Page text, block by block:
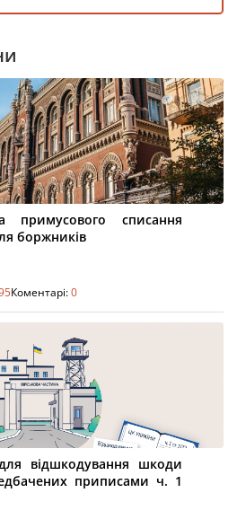
списання
боржників
Коментарі:0
відшкодування шкоди
приписами ч. 1